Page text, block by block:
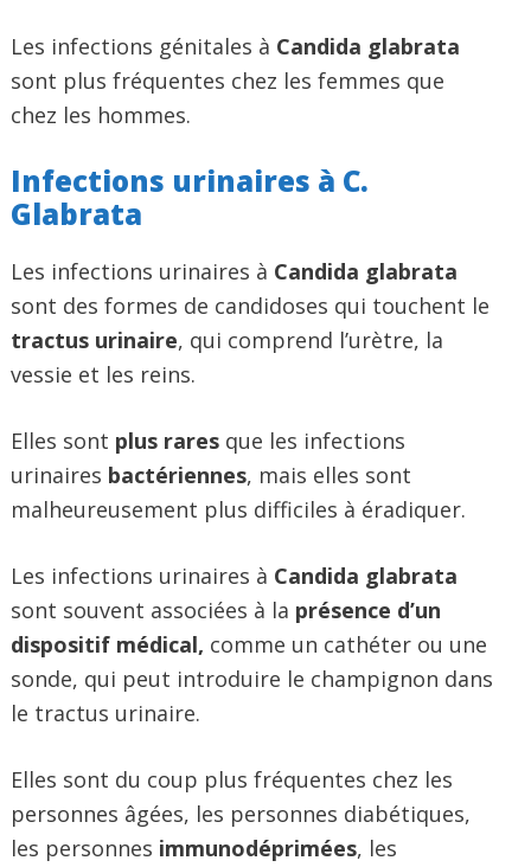
Les infections génitales à Candida glabrata
sont plus fréquentes chez les femmes que
chez les hommes.
Infections urinaires à C.
Glabrata
Les infections urinaires à Candida glabrata
sont des formes de candidoses qui touchent le
tractus urinaire, qui comprend l’urètre, la
vessie et les reins.
Elles sont plus rares que les infections
urinaires bactériennes, mais elles sont
malheureusement plus difficiles à éradiquer.
Les infections urinaires à Candida glabrata
sont souvent associées à la présence d’un
dispositif médical, comme un cathéter ou une
sonde, qui peut introduire le champignon dans
le tractus urinaire.
Elles sont du coup plus fréquentes chez les
personnes âgées, les personnes diabétiques,
les personnes immunodéprimées, les